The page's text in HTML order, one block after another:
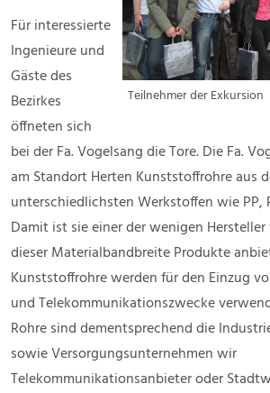
Teilnehmer der Exkursion
Für interessierte
Ingenieure und
Gäste des
Bezirkes
öffneten sich
bei der Fa. Vogelsang die Tore. Die Fa.
am Standort Herten Kunststoffrohre aus
unterschiedlichsten Werkstoffen wie PP,
Damit ist sie einer der wenigen
dieser Materialbandbreite Produkte
Kunststoffrohre werden für den Einzug
und Telekommunikationszwecke
Rohre sind dementsprechend die
sowie Versorgungsunternehmen wir
Telekommunikationsanbieter oder